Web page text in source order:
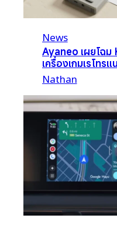
News
Ayaneo เผยโฉ
เครื่องเกมเรโทร
Nathan